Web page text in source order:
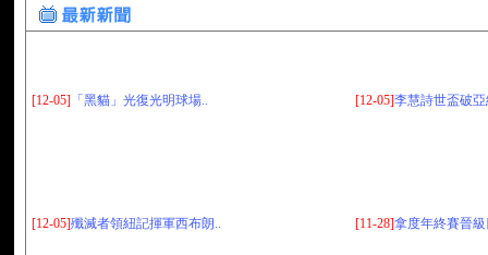
[12-05] 「黑貓」光復光明球場.. [12-05]李慧詩世盃破
[12-05]殲滅者領紐記揮軍西布朗.. [11-28]拿度年終賽晉級